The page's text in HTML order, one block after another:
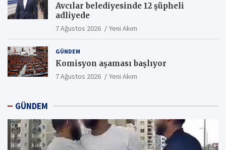
Avcılar belediyesinde 12 şüpheli
adliyede
7 Ağustos 2026 Yeni Akım
GÜNDEM
Komisyon aşaması başlıyor
7 Ağustos 2026 Yeni Akım
GÜNDEM